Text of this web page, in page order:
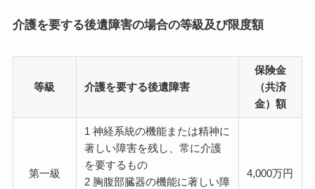
介護を要する後遺障害の場合の等級及び限度額
等級 介護を要する後遺障害
保険金
（共済
金）額
第一級
1 神経系統の機能または精神に
著しい障害を残し、常に介護
を要するもの
2 胸腹部臓器の機能に著しい障
4,000万円